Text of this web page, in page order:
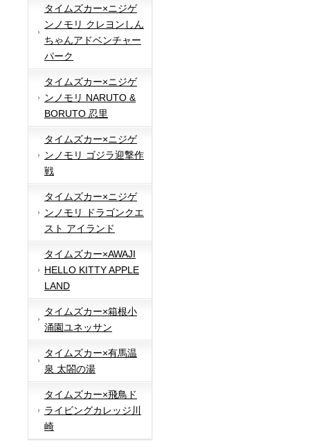
タイムズカー×ニジゲ
ンノモリ クレヨンしん
ちゃんアドベンチャー
パーク
タイムズカー×ニジゲ
ンノモリ NARUTO &
BORUTO 忍里
タイムズカー×ニジゲ
ンノモリ ゴジラ迎撃作
戦
タイムズカー×ニジゲ
ンノモリ ドラゴンクエ
スト アイランド
タイムズカー×AWAJI
HELLO KITTY APPLE
LAND
タイムズカー×箱根小
涌園ユネッサン
タイムズカー×有馬温
泉 太閤の湯
タイムズカー×飛鳥ド
ライビングカレッジ川
崎